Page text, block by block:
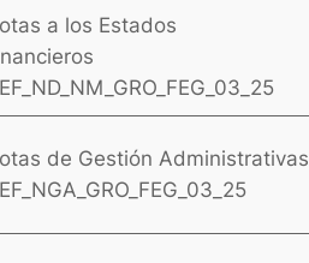
a los Estados
de Gestión Administrativas